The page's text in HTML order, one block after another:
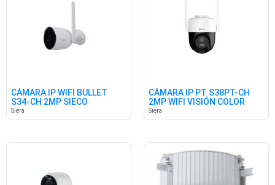
CÁMARA IP WIFI BULLET
S34-CH 2MP SIECO
Siera
CÁMARA IP PT S38PT-CH
2MP WIFI VISIÓN COLOR
SIECO
Siera